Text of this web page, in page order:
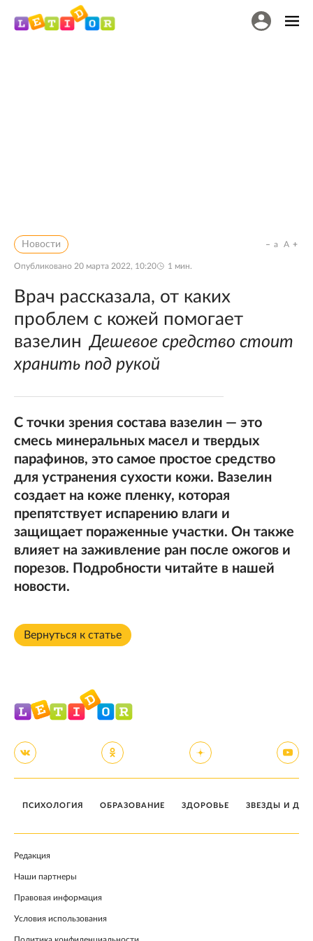
Новости
Опубликовано 20 марта 2022, 10:20 1 мин.
a A
Врач рассказала, от каких
проблем с кожей помогает
вазелин Дешевое средство стоит
хранить под рукой
С точки зрения состава вазелин — это
смесь минеральных масел и твердых
парафинов, это самое простое средство
для устранения сухости кожи. Вазелин
создает на коже пленку, которая
препятствует испарению влаги и
защищает пораженные участки. Он также
влияет на заживление ран после ожогов и
порезов. Подробности читайте в нашей
новости.
Вернуться к статье
ПСИХОЛОГИЯ ОБРАЗОВАНИЕ ЗДОРОВЬЕ ЗВЕЗДЫ И
Редакция
Наши партнеры
Правовая информация
Условия использования